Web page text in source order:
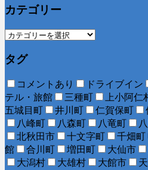
カテゴリー
タグ
コメントあり ドライブイン
テル・旅館
三種町 上小阿仁
五城目町
井川町 仁賀保町
八峰町
八森町 八竜町
北秋田市
十文字町 千畑町
館
合川町 増田町 大仙市
大潟村
大雄村 大館市